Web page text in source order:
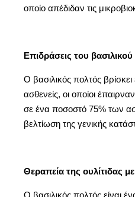
οποίο απέδιδαν τις
Επιδράσεις του
Ο βασιλικός πολτός
ασθενείς, οι οποίοι
σε ένα ποσοστό 75% των
βελτίωση της γενικής
Θεραπεία της ουλίτιδας
Ο βασιλικός πολτός είναι